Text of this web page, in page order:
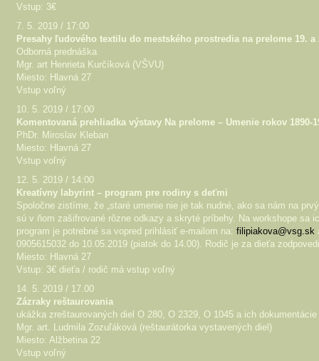
Vstup: 3€
7. 5. 2019 / 17:00
Presahy ľudového textilu do mestského prostredia na prelome 19. a
Odborná prednáška
Mgr. art Henrieta Kurčíková (VŠVU)
Miesto: Hlavná 27
Vstup voľný
10. 5. 2019 / 17:00
Komentovaná prehliadka výstavy Na prelome – Umenie rokov 1890-
PhDr. Miroslav Kleban
Miesto: Hlavná 27
Vstup voľný
12. 5. 2019 / 14:00
Kreatívny labyrint – program pre rodiny s deťmi
Spoločne zistíme, že „staré umenie nie je tak nudné, ako sa nám na
sú v ňom zašifrované rôzne odkazy a skryté príbehy. Na workshope sa
program je potrebné sa vopred prihlásiť e-mailom na: filipiakova@vsg.sk
0905615032 do 10.05.2019 (piatok do 14.00). Rodič je za dieťa
Miesto: Hlavná 27
Vstup: 3€ dieťa / rodič má vstup voľný
14. 5. 2019 / 17.00
Zázraky reštaurovania
ukážka zreštaurovaných diel O 280, O 2329, O 1045 a ich dokumentácie
Mgr. art. Ludmila Zozuľáková (reštaurátorka vystavených diel)
Miesto: Alžbetina 22
Vstup voľný